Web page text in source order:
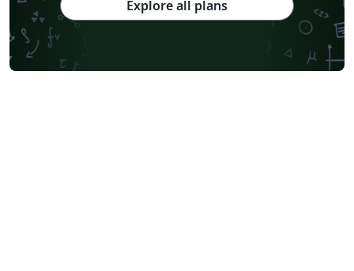
Explore all plans